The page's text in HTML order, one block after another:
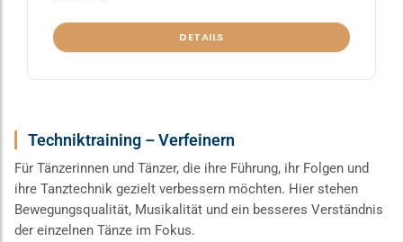
DETAILS
Techniktraining – Verfeinern
Für Tänzerinnen und Tänzer, die ihre Führung, ihr Folgen und
ihre Tanztechnik gezielt verbessern möchten. Hier stehen
Bewegungsqualität, Musikalität und ein besseres Verständnis
der einzelnen Tänze im Fokus.